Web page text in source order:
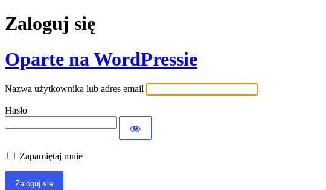
Zaloguj się
Oparte na WordPressie
Nazwa użytkownika lub adres email
Hasło
Zapamiętaj mnie